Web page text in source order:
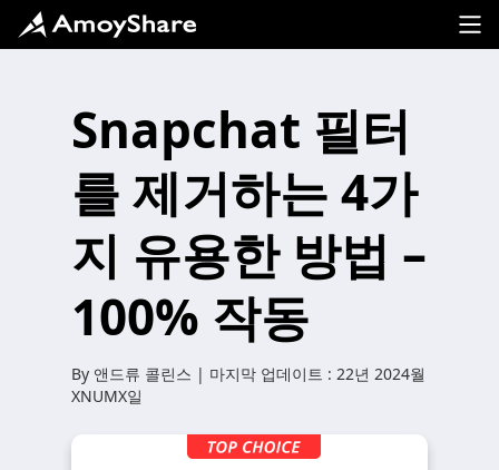
Snapchat 필터
를 제거하는 4가
지 유용한 방법 –
100% 작동
By 앤드류 콜린스 | 마지막 업데이트 : 22년 2024월
XNUMX일